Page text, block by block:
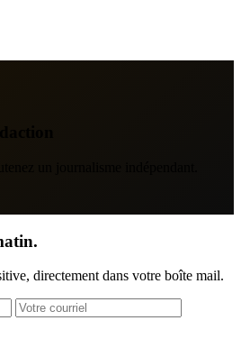
directement dans votre boîte mail.